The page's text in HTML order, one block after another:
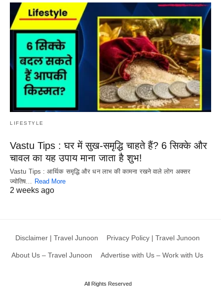
LIFESTYLE
Vastu Tips : घर में सुख-समृद्धि चाहते हैं? 6 सिक्के और
चावल का यह उपाय माना जाता है शुभ!
Vastu Tips : आर्थिक समृद्धि और धन लाभ की कामना रखने वाले लोग अक्सर
ज्योतिष… Read More
2 weeks ago
Disclaimer | Travel Junoon Privacy Policy | Travel Junoon
About Us – Travel Junoon Advertise with Us – Work with Us
All Rights Reserved